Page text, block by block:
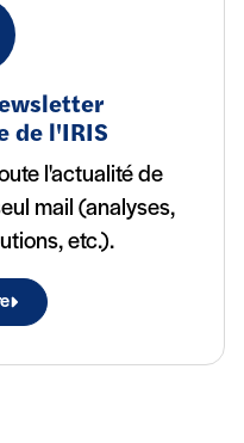
de l'IRIS
l'actualité de
mail (analyses,
etc.).